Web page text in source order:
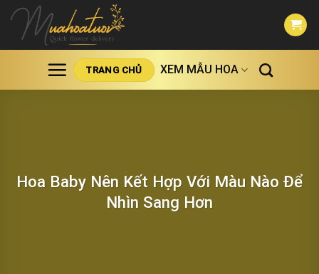
Skip
content
TRANG CHỦ XEM MẪU HOA
Hoa Baby Nên Kết Hợp Với Màu Nào Để
Nhìn Sang Hơn